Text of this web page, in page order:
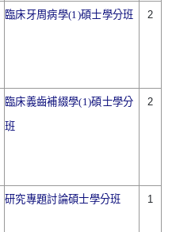
臨床牙周病學(1)碩士學分班 2
臨床義齒補綴學(1)碩士學分
班
2
研究專題討論碩士學分班 1